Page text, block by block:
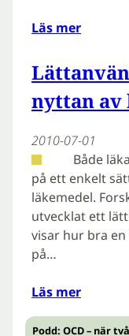
Läs mer
nyttan av
2010-07-01
Både
på ett enkelt
läkemedel.
utvecklat ett
visar hur bra
på…
Läs mer
Podd: OCD – när